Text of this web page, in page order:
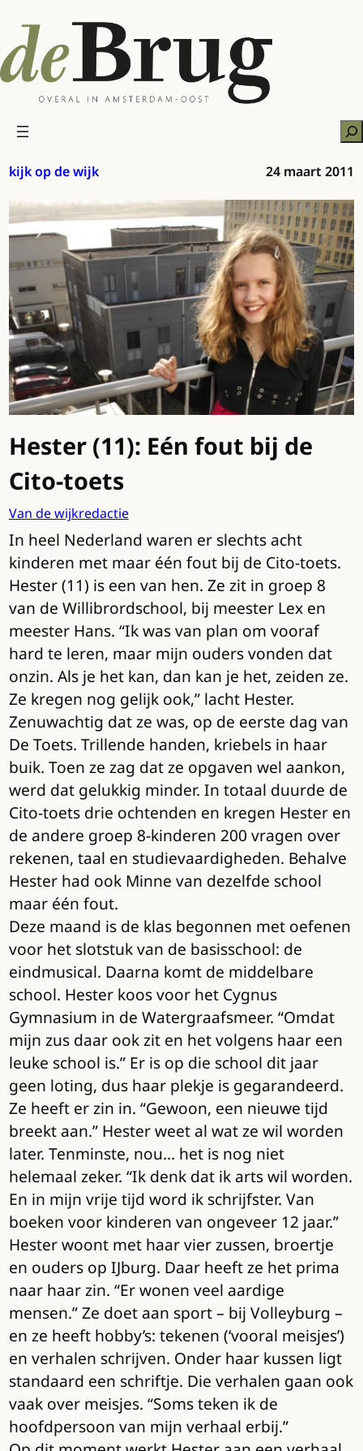
naar
de
inhoud
kijk op de wijk 24 maart 2011
Hester (11): Eén fout bij de
Cito-toets
Van de wijkredactie
In heel Nederland waren er slechts acht
kinderen met maar één fout bij de Cito-toets.
Hester (11) is een van hen. Ze zit in groep 8
van de Willibrordschool, bij meester Lex en
meester Hans. “Ik was van plan om vooraf
hard te leren, maar mijn ouders vonden dat
onzin. Als je het kan, dan kan je het, zeiden ze.
Ze kregen nog gelijk ook,” lacht Hester.
Zenuwachtig dat ze was, op de eerste dag van
De Toets. Trillende handen, kriebels in haar
buik. Toen ze zag dat ze opgaven wel aankon,
werd dat gelukkig minder. In totaal duurde de
Cito-toets drie ochtenden en kregen Hester en
de andere groep 8-kinderen 200 vragen over
rekenen, taal en studievaardigheden. Behalve
Hester had ook Minne van dezelfde school
maar één fout.
Deze maand is de klas begonnen met oefenen
voor het slotstuk van de basisschool: de
eindmusical. Daarna komt de middelbare
school. Hester koos voor het Cygnus
Gymnasium in de Watergraafsmeer. “Omdat
mijn zus daar ook zit en het volgens haar een
leuke school is.” Er is op die school dit jaar
geen loting, dus haar plekje is gegarandeerd.
Ze heeft er zin in. “Gewoon, een nieuwe tijd
breekt aan.” Hester weet al wat ze wil worden
later. Tenminste, nou… het is nog niet
helemaal zeker. “Ik denk dat ik arts wil worden.
En in mijn vrije tijd word ik schrijfster. Van
boeken voor kinderen van ongeveer 12 jaar.”
Hester woont met haar vier zussen, broertje
en ouders op IJburg. Daar heeft ze het prima
naar haar zin. “Er wonen veel aardige
mensen.” Ze doet aan sport – bij Volleyburg –
en ze heeft hobby’s: tekenen (‘vooral meisjes’)
en verhalen schrijven. Onder haar kussen ligt
standaard een schriftje. Die verhalen gaan ook
vaak over meisjes. “Soms teken ik de
hoofdpersoon van mijn verhaal erbij.”